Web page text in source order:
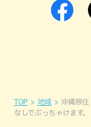
TOP 地域
沖縄移住
なしでぶっちゃけます。